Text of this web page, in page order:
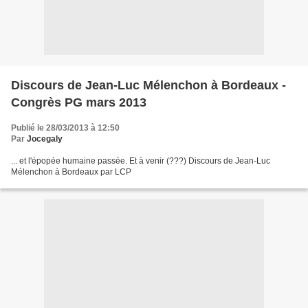
Discours de Jean-Luc Mélenchon à Bordeaux -
Congrès PG mars 2013
Publié le 28/03/2013 à 12:50
Par Jocegaly
... et l'épopée humaine passée. Et à venir (???) Discours de Jean-Luc
Mélenchon à Bordeaux par LCP